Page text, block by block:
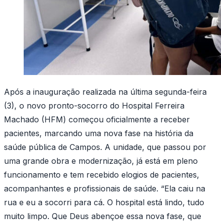
Após a inauguração realizada na última segunda-feira
(3), o novo pronto-socorro do Hospital Ferreira
Machado (HFM) começou oficialmente a receber
pacientes, marcando uma nova fase na história da
saúde pública de Campos. A unidade, que passou por
uma grande obra e modernização, já está em pleno
funcionamento e tem recebido elogios de pacientes,
acompanhantes e profissionais de saúde. “Ela caiu na
rua e eu a socorri para cá. O hospital está lindo, tudo
muito limpo. Que Deus abençoe essa nova fase, que